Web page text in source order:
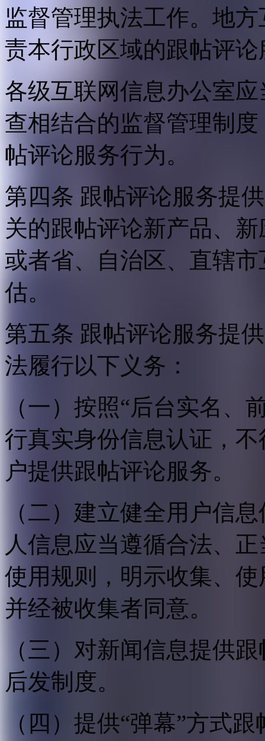
监督管理执法工作。地
责本行政区域的跟帖评
各级互联网信息办公室
查相结合的监督管理制
帖评论服务行为。
第四条 跟帖评论服务提
关的跟帖评论新产品、
或者省、自治区、直辖
估。
第五条 跟帖评论服务提
法履行以下义务：
（一）按照“后台实名、
行真实身份信息认证，
户提供跟帖评论服务。
（二）建立健全用户信
人信息应当遵循合法、
使用规则，明示收集、
并经被收集者同意。
（三）对新闻信息提供
后发制度。
（四）提供“弹幕”方式